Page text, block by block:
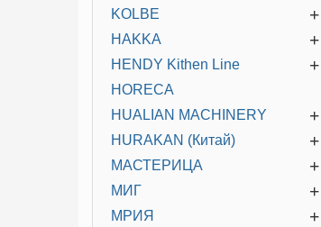
+
KOLBE
+
HAKKA
+
HENDY Kithen Line
HORECA
+
HUALIAN MACHINERY
+
HURAKAN (Китай)
+
МАСТЕРИЦА
+
МИГ
+
МРИЯ